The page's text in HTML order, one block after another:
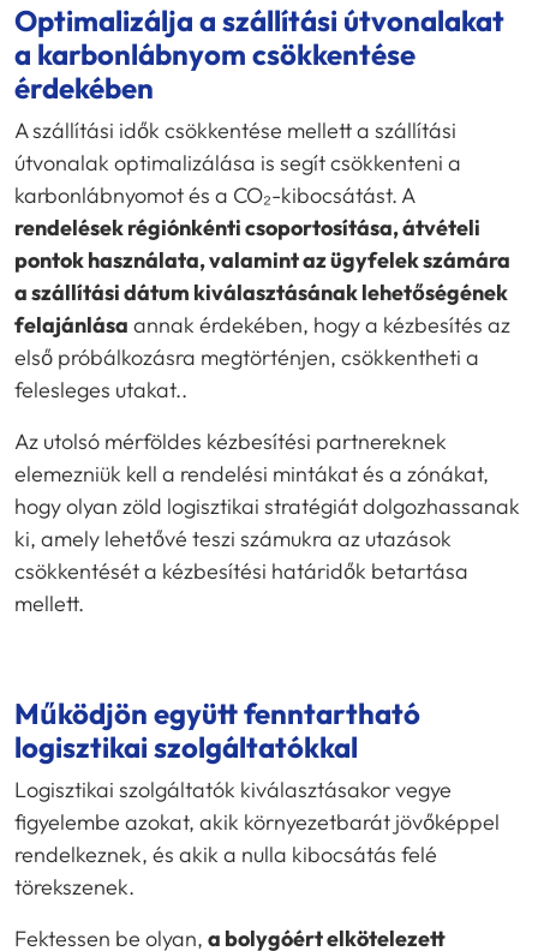
Optimalizálja a szállítási útvonalakat
a karbonlábnyom csökkentése
érdekében
A szállítási idők csökkentése mellett a szállítási
útvonalak optimalizálása is segít csökkenteni a
karbonlábnyomot és a CO₂-kibocsátást. A
rendelések régiónkénti csoportosítása, átvételi
pontok használata, valamint az ügyfelek számára
a szállítási dátum kiválasztásának lehetőségének
felajánlása annak érdekében, hogy a kézbesítés az
első próbálkozásra megtörténjen, csökkentheti a
felesleges utakat..
Az utolsó mérföldes kézbesítési partnereknek
elemezniük kell a rendelési mintákat és a zónákat,
hogy olyan zöld logisztikai stratégiát dolgozhassanak
ki, amely lehetővé teszi számukra az utazások
csökkentését a kézbesítési határidők betartása
mellett.
Működjön együtt fenntartható
logisztikai szolgáltatókkal
Logisztikai szolgáltatók kiválasztásakor vegye
figyelembe azokat, akik környezetbarát jövőképpel
rendelkeznek, és akik a nulla kibocsátás felé
törekszenek.
Fektessen be olyan, a bolygóért elkötelezett